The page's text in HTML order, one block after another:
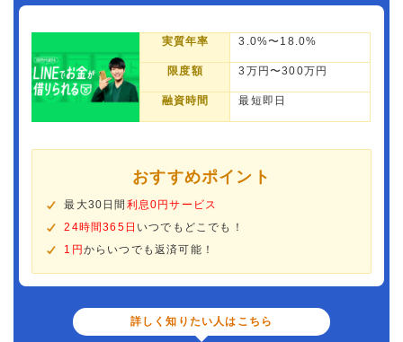
実質年率 3.0%〜18.0%
限度額 3万円〜300万円
融資時間 最短即日
おすすめポイント
最大30日間 利息0円サービス
24時間365日 いつでもどこでも！
1円 からいつでも返済可能！
詳しく知りたい人はこちら